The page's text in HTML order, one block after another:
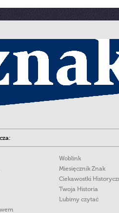
Woblink
Miesięcznik Znak
Ciekawostki
Twoja Historia
Lubimy czytać